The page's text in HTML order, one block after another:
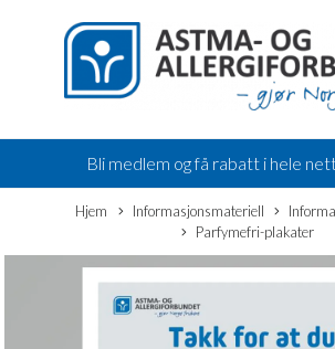
Bli medlem og få rabatt i hele
Hjem Informasjonsmateriell
Parfymefri-plakater